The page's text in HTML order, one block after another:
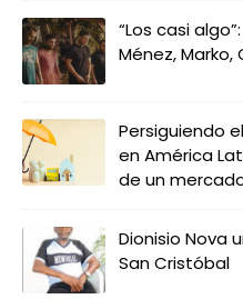
“Los casi
Ménez, Marko,
Persiguiendo
en América
de un
Dionisio Nova
San Cristóbal